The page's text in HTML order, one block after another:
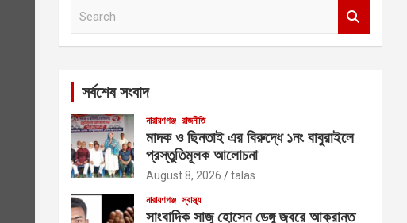
সর্বশেষ সংবাদ
নারায়ণগঞ্জ রাজনীতি
মাদক ও ছিনতাই এর বিরুদ্ধে ১নং বাবুরাইলে
প্রস্তুতিমূলক আলোচনা
August 8, 2026 talas
নারায়ণগঞ্জ স্বাস্থ্য
সাংবাদিক সাজু হোসেন ডেঙ্গু জ্বরে আক্রান্ত